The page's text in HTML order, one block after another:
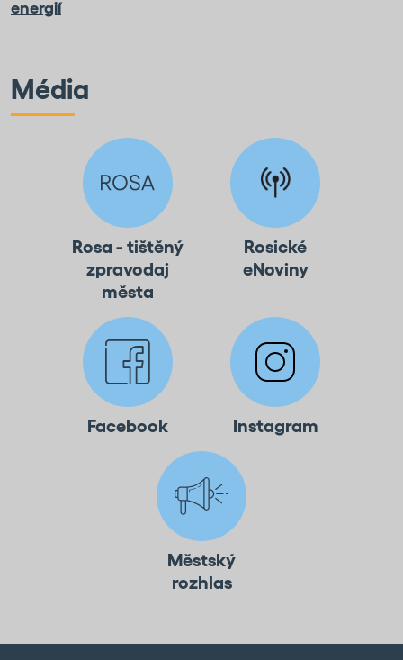
energií
Média
Rosa - tištěný
zpravodaj
města
Rosické
eNoviny
Facebook Instagram
Městský
rozhlas